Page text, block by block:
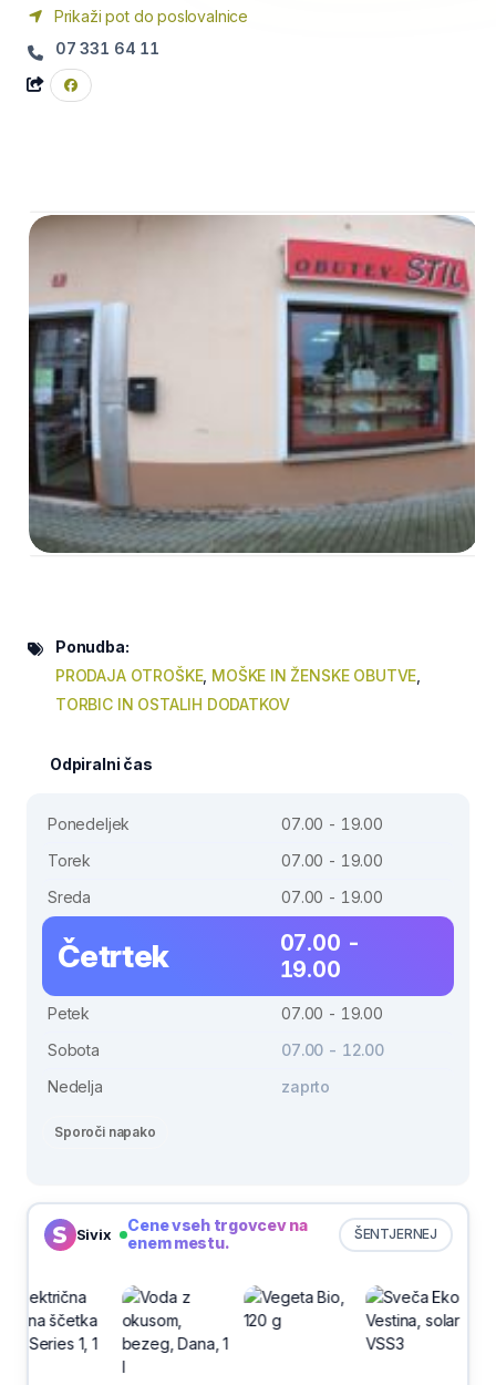
Prikaži pot do poslovalnice
07 331 64 11
Ponudba:
PRODAJA OTROŠKE, MOŠKE IN ŽENSKE OBUTVE
TORBIC IN OSTALIH DODATKOV
Odpiralni čas
Ponedeljek
07.00 - 19.00
Torek
07.00 - 19.00
Sreda
07.00 - 19.00
Četrtek
07.00 -
19.00
Petek
07.00 - 19.00
Sobota
07.00 - 12.00
Nedelja
zaprto
Sporoči napako
Sivix ŠENTJERNEJ
Cene vseh trgovcev na
enem mestu.
-30%